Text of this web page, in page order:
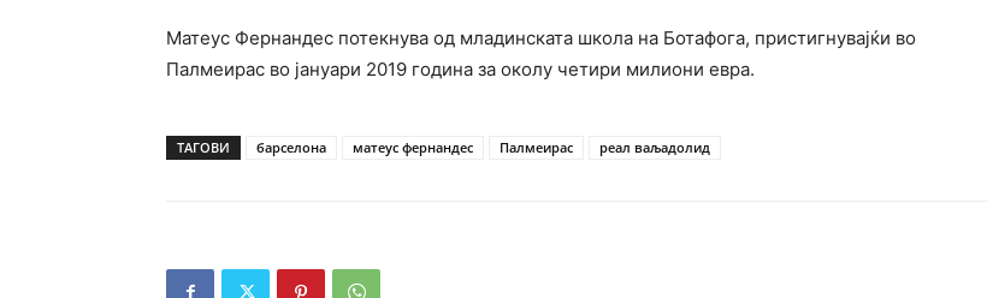
Матеус Фернандес потекнува од младинската школа на Ботафога, пристигнувајќи во
Палмеирас во јануари 2019 година за околу четири милиони евра.
ТАГОВИ барселона матеус фернандес Палмеирас реал ваљадолид